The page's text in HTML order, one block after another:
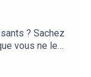
? Sachez
vous ne le
seraient en
peut